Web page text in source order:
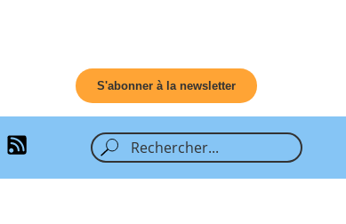
S'abonner à la newsletter